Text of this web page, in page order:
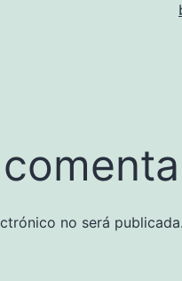
no será publicada.